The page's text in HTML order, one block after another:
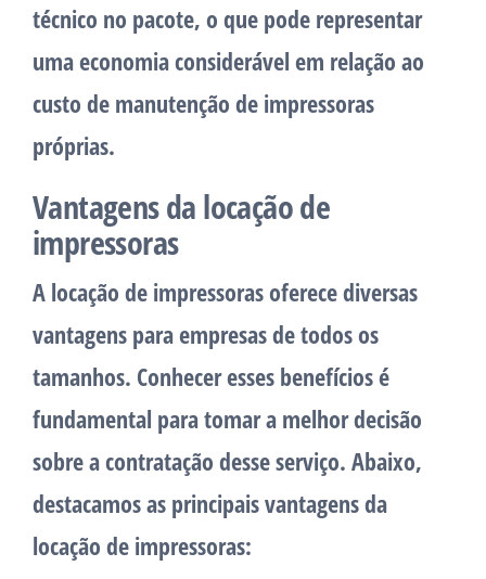
técnico no pacote, o que pode representar
uma economia considerável em relação ao
custo de manutenção de impressoras
próprias.
Vantagens da locação de
impressoras
A locação de impressoras oferece diversas
vantagens para empresas de todos os
tamanhos. Conhecer esses benefícios é
fundamental para tomar a melhor decisão
sobre a contratação desse serviço. Abaixo,
destacamos as principais vantagens da
locação de impressoras: